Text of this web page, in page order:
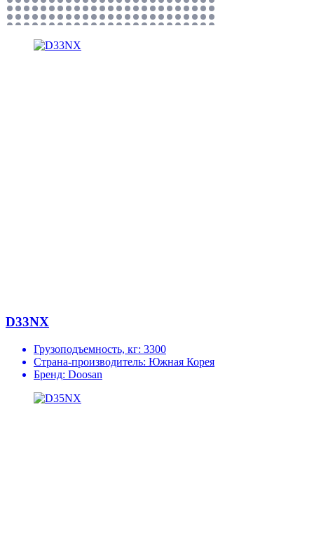
D33NX
Грузоподъемность, кг: 3300
Страна-производитель: Южная Корея
Бренд: Doosan